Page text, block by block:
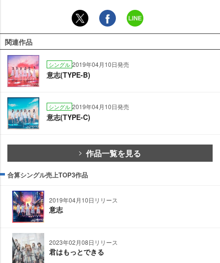
関連作品
シングル 2019年04月10日発売
意志(TYPE-B)
シングル 2019年04月10日発売
意志(TYPE-C)
作品一覧を見る
合算シングル売上TOP3作品
2019年04月10日リリース
意志
2023年02月08日リリース
君はもっとできる